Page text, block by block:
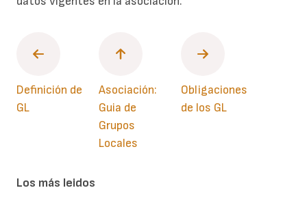
Definición de
GL
Asociación:
Guia de
Grupos
Locales
Obligaciones
de los GL
Los más leidos